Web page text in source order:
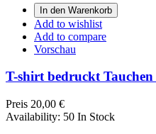
In den Warenkorb
Add to wishlist
Add to compare
Vorschau
T-shirt bedruckt Tauchen
Preis 20,00 €
Availability: 50 In Stock